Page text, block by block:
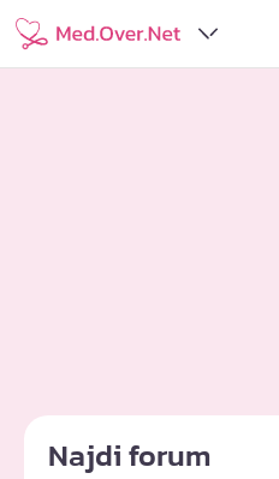
Najdi forum